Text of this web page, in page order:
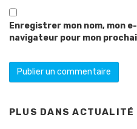
Enregistrer mon nom, mon
navigateur pour mon
PLUS DANSACTUALITÉ